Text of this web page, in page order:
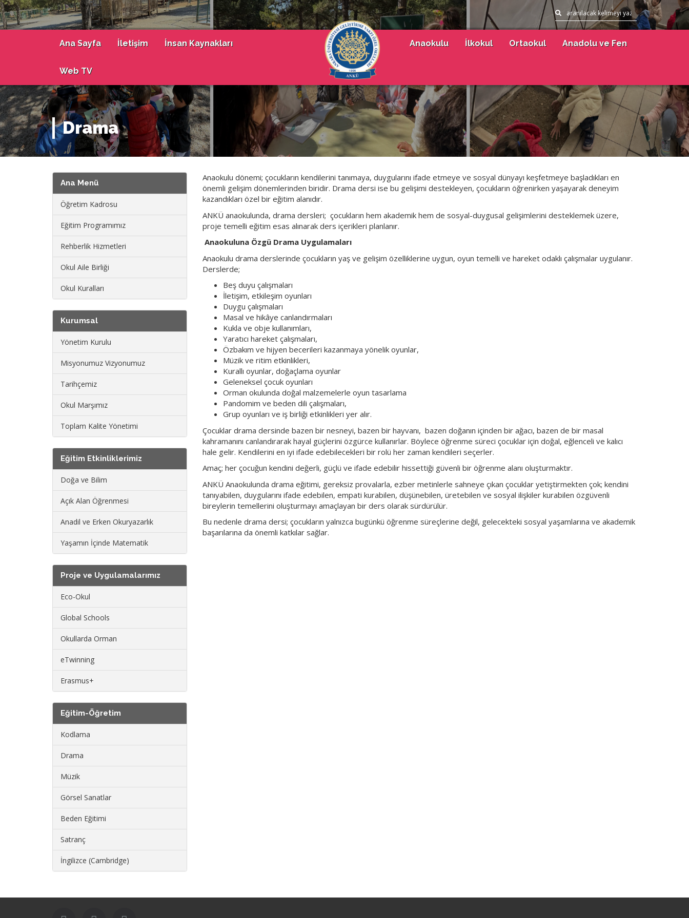
Ana Sayfa İletişim İnsan Kaynakları
Web TV
Anaokulu İlkokul Ortaokul Anadolu ve Fen
Drama
Ana Menü
Öğretim Kadrosu
Eğitim Programımız
Rehberlik Hizmetleri
Okul Aile Birliği
Okul Kuralları
Kurumsal
Yönetim Kurulu
Misyonumuz Vizyonumuz
Tarihçemiz
Okul Marşımız
Toplam Kalite Yönetimi
Eğitim Etkinliklerimiz
Doğa ve Bilim
Açık Alan Öğrenmesi
Anadil ve Erken Okuryazarlık
Yaşamın İçinde Matematik
Proje ve Uygulamalarımız
Eco-Okul
Global Schools
Okullarda Orman
eTwinning
Erasmus+
Eğitim-Öğretim
Kodlama
Drama
Müzik
Görsel Sanatlar
Beden Eğitimi
Satranç
İngilizce (Cambridge)
Anaokulu dönemi; çocukların kendilerini tanımaya, duygularını ifade etmeye ve sosyal dünyayı keşfetmeye başladıkları en
önemli gelişim dönemlerinden biridir. Drama dersi ise bu gelişimi destekleyen, çocukların öğrenirken yaşayarak deneyim
kazandıkları özel bir eğitim alanıdır.
ANKÜ anaokulunda, drama dersleri; çocukların hem akademik hem de sosyal-duygusal gelişimlerini desteklemek üzere,
proje temelli eğitim esas alınarak ders içerikleri planlanır.
Anaokuluna Özgü Drama Uygulamaları
Anaokulu drama derslerinde çocukların yaş ve gelişim özelliklerine uygun, oyun temelli ve hareket odaklı çalışmalar uygulanır.
Derslerde;
Beş duyu çalışmaları
İletişim, etkileşim oyunları
Duygu çalışmaları
Masal ve hikâye canlandırmaları
Kukla ve obje kullanımları,
Yaratıcı hareket çalışmaları,
Özbakım ve hijyen becerileri kazanmaya yönelik oyunlar,
Müzik ve ritim etkinlikleri,
Kurallı oyunlar, doğaçlama oyunlar
Geleneksel çocuk oyunları
Orman okulunda doğal malzemelerle oyun tasarlama
Pandomim ve beden dili çalışmaları,
Grup oyunları ve iş birliği etkinlikleri yer alır.
Çocuklar drama dersinde bazen bir nesneyi, bazen bir hayvanı, bazen doğanın içinden bir ağacı, bazen de bir masal
kahramanını canlandırarak hayal güçlerini özgürce kullanırlar. Böylece öğrenme süreci çocuklar için doğal, eğlenceli ve kalıcı
hale gelir. Kendilerini en iyi ifade edebilecekleri bir rolü her zaman kendileri seçerler.
Amaç; her çocuğun kendini değerli, güçlü ve ifade edebilir hissettiği güvenli bir öğrenme alanı oluşturmaktır.
ANKÜ Anaokulunda drama eğitimi, gereksiz provalarla, ezber metinlerle sahneye çıkan çocuklar yetiştirmekten çok; kendini
tanıyabilen, duygularını ifade edebilen, empati kurabilen, düşünebilen, üretebilen ve sosyal ilişkiler kurabilen özgüvenli
bireylerin temellerini oluşturmayı amaçlayan bir ders olarak sürdürülür.
Bu nedenle drama dersi; çocukların yalnızca bugünkü öğrenme süreçlerine değil, gelecekteki sosyal yaşamlarına ve akademik
başarılarına da önemli katkılar sağlar.